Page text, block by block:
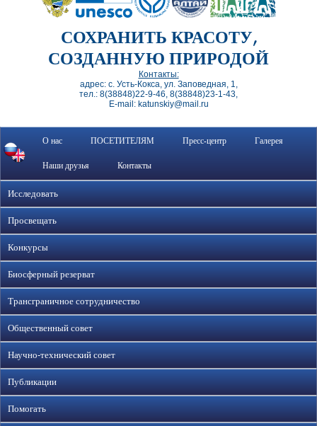
СОХРАНИТЬ КРАСОТУ,
СОЗДАННУЮ ПРИРОДОЙ
Контакты:
адрес: с. Усть-Кокса, ул. Заповедная, 1,
тел.: 8(38848)22-9-46, 8(38848)23-1-43,
E-mail: katunskiy@mail.ru
О нас ПОСЕТИТЕЛЯМ Пресс-центр Галерея
Наши друзья Контакты
Исследовать
Просвещать
Конкурсы
Биосферный резерват
Трансграничное сотрудничество
Общественный совет
Научно-технический совет
Публикации
Помогать